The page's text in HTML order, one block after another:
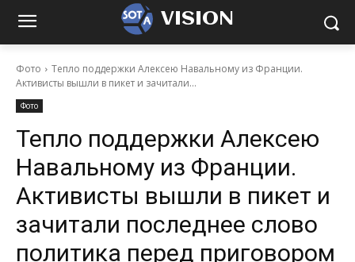
VISION
Фото
Тепло поддержки Алексею Навальному из Франции.
Активисты вышли в пикет и зачитали...
Фото
Тепло поддержки Алексею
Навальному из Франции.
Активисты вышли в пикет и
зачитали последнее слово
политика перед приговором